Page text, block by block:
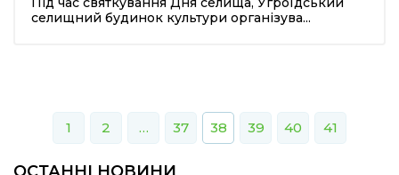
селищний будинок культури організува...
1 2 … 37 38 39 40 41